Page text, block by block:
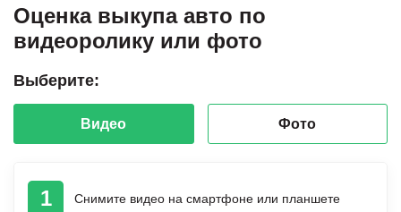
Оценка выкупа авто по
видеоролику или фото
Выберите:
Видео Фото
1 Снимите видео на смартфоне или планшете